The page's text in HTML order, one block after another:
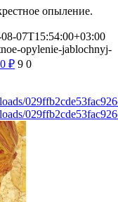
опыление.
07T15:54:00+03:00
opylenie-jablochnyj-
₽ 9 0